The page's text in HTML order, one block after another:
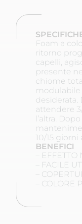
Foam a
ritorno
capelli,
presente
chiome
modulabile
desiderata.
attendere
l’altra.
10/15
BENEFICI
–
– FACILE
–
–